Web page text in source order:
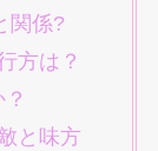
関係?
方は？
と味方